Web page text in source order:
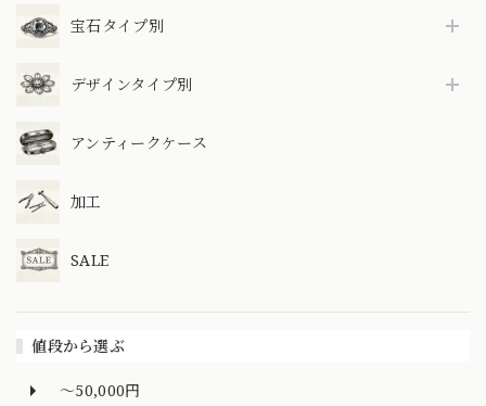
宝石タイプ別
デザインタイプ別
アンティークケース
加工
SALE
値段から選ぶ
～50,000円